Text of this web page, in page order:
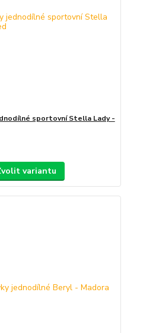
sportovní Stella Lady -
variantu